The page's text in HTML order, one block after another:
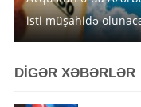
isti müşahidə
DİGƏR XƏBƏRLƏR